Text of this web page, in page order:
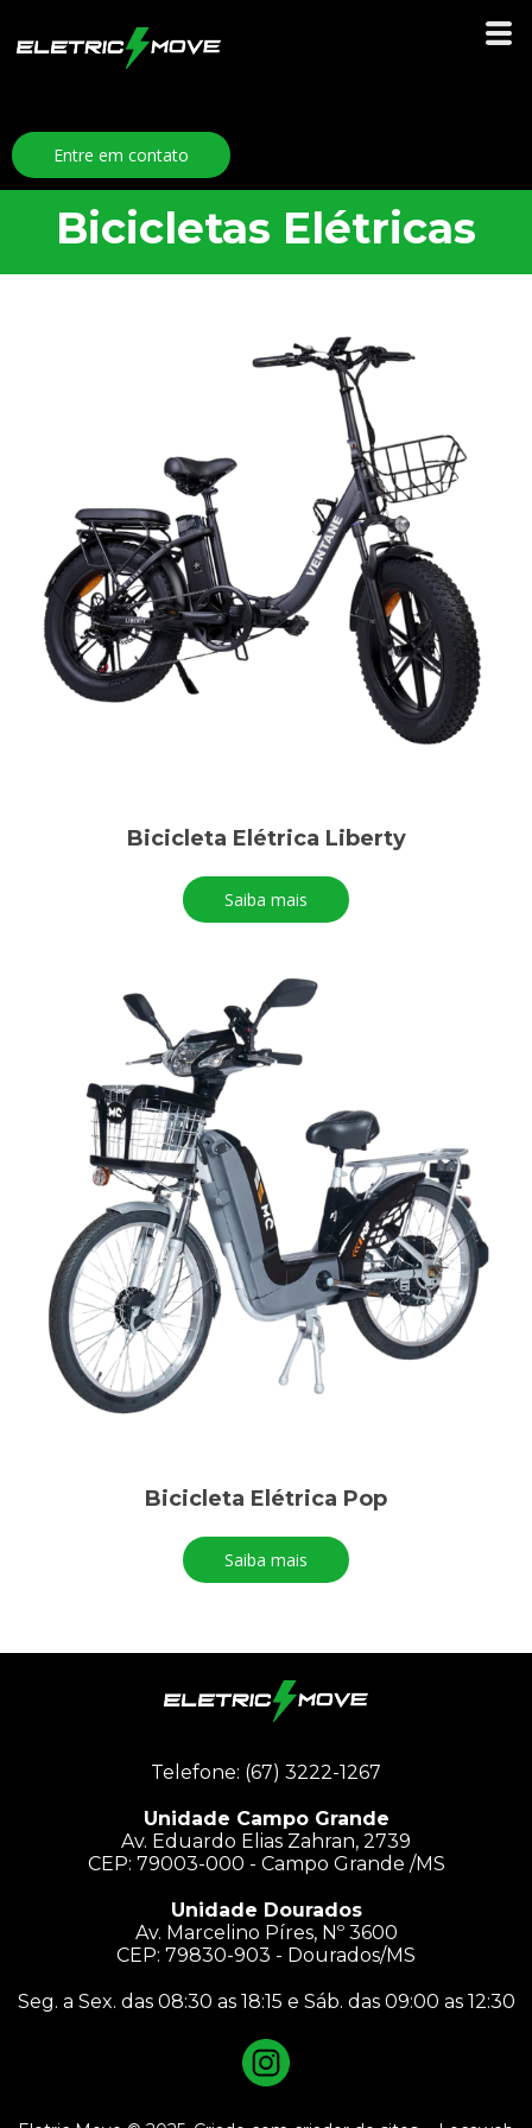
Entre em contato
Bicicletas Elétricas
Bicicleta Elétrica Liberty
Saiba mais
Bicicleta Elétrica Pop
Saiba mais
Telefone: (67) 3222-1267
Unidade Campo Grande
Av. Eduardo Elias Zahran, 2739
CEP: 79003-000 - Campo Grande /MS
Unidade Dourados
Av. Marcelino Píres, Nº 3600
CEP: 79830-903 - Dourados/MS
Seg. a Sex. das 08:30 as 18:15 e Sáb. das 09:00 as 12:30